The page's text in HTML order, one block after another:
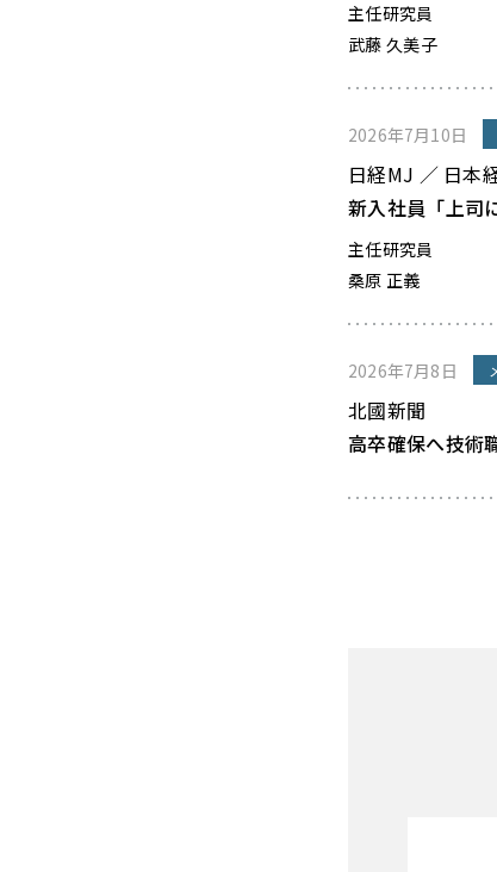
主任研究員
武藤 久美子
2026年7月10日
日経MJ ／ 日本
新入社員「上司
主任研究員
桑原 正義
2026年7月8日
北國新聞
高卒確保へ技術